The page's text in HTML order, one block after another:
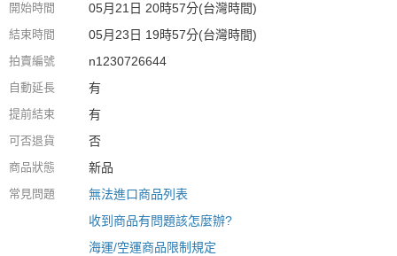
開始時間 05月21日 20時57分(台灣時間)
結束時間 05月23日 19時57分(台灣時間)
拍賣編號 n1230726644
自動延長 有
提前結束 有
可否退貨 否
商品狀態 新品
常見問題
無法進口商品列表
收到商品有問題該怎麼辦?
海運/空運商品限制規定